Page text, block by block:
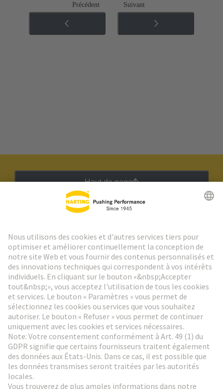
Précédent Suivant
Haut de page
Aller à l'inscription
Social Media